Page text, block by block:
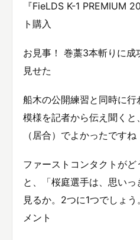
『FieLDS K-1 PREMIUM
ト購入
お見事！ 巻藁3本斬りに成
見せた
船木の公開練習と同時に
模様を記者から伝え聞く
（居合）でよかったです
ファーストコンタクトがど
と、「桜庭選手は、思いっ
見るか。2つに1つでしょ
メント